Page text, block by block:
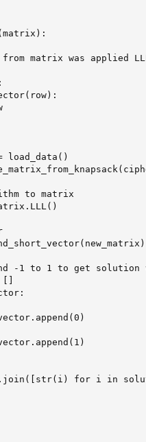
matrix was applied
load_data()
to matrix
-1 to 1 to get solution
for i in